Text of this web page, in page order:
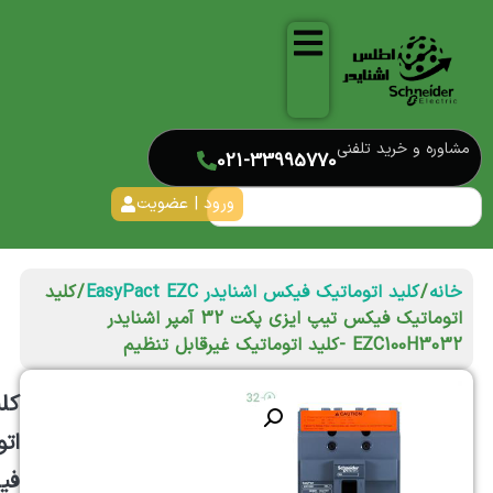
مشاوره و خرید تلفنی021-33995770
ورود | عضویت
خانه/کلید اتوماتیک فیکس اشنایدر EasyPact EZC
/ کلید
اتوماتیک فیکس تیپ ایزی پکت 32 آمپر اشنایدر
EZC100H3032 -کلید اتوماتیک غیرقابل تنظیم